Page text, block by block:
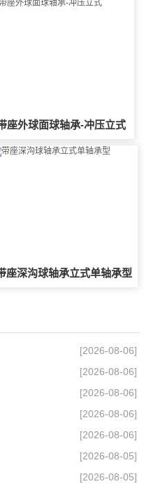
座外球面球轴承-冲压立式
座深沟球轴承立式单轴承型
[2026-08-06]
[2026-08-06]
[2026-08-06]
[2026-08-06]
[2026-08-06]
[2026-08-05]
[2026-08-05]